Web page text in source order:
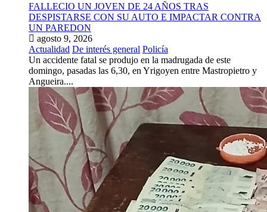
FALLECIO UN JOVEN DE 24 AÑOS TRAS
DESPISTARSE CON SU AUTO E IMPACTAR CONTRA
UN PAREDON
agosto 9, 2026
Actualidad De interés general Policía
Un accidente fatal se produjo en la madrugada de este
domingo, pasadas las 6,30, en Yrigoyen entre Mastropietro y
Angueira....